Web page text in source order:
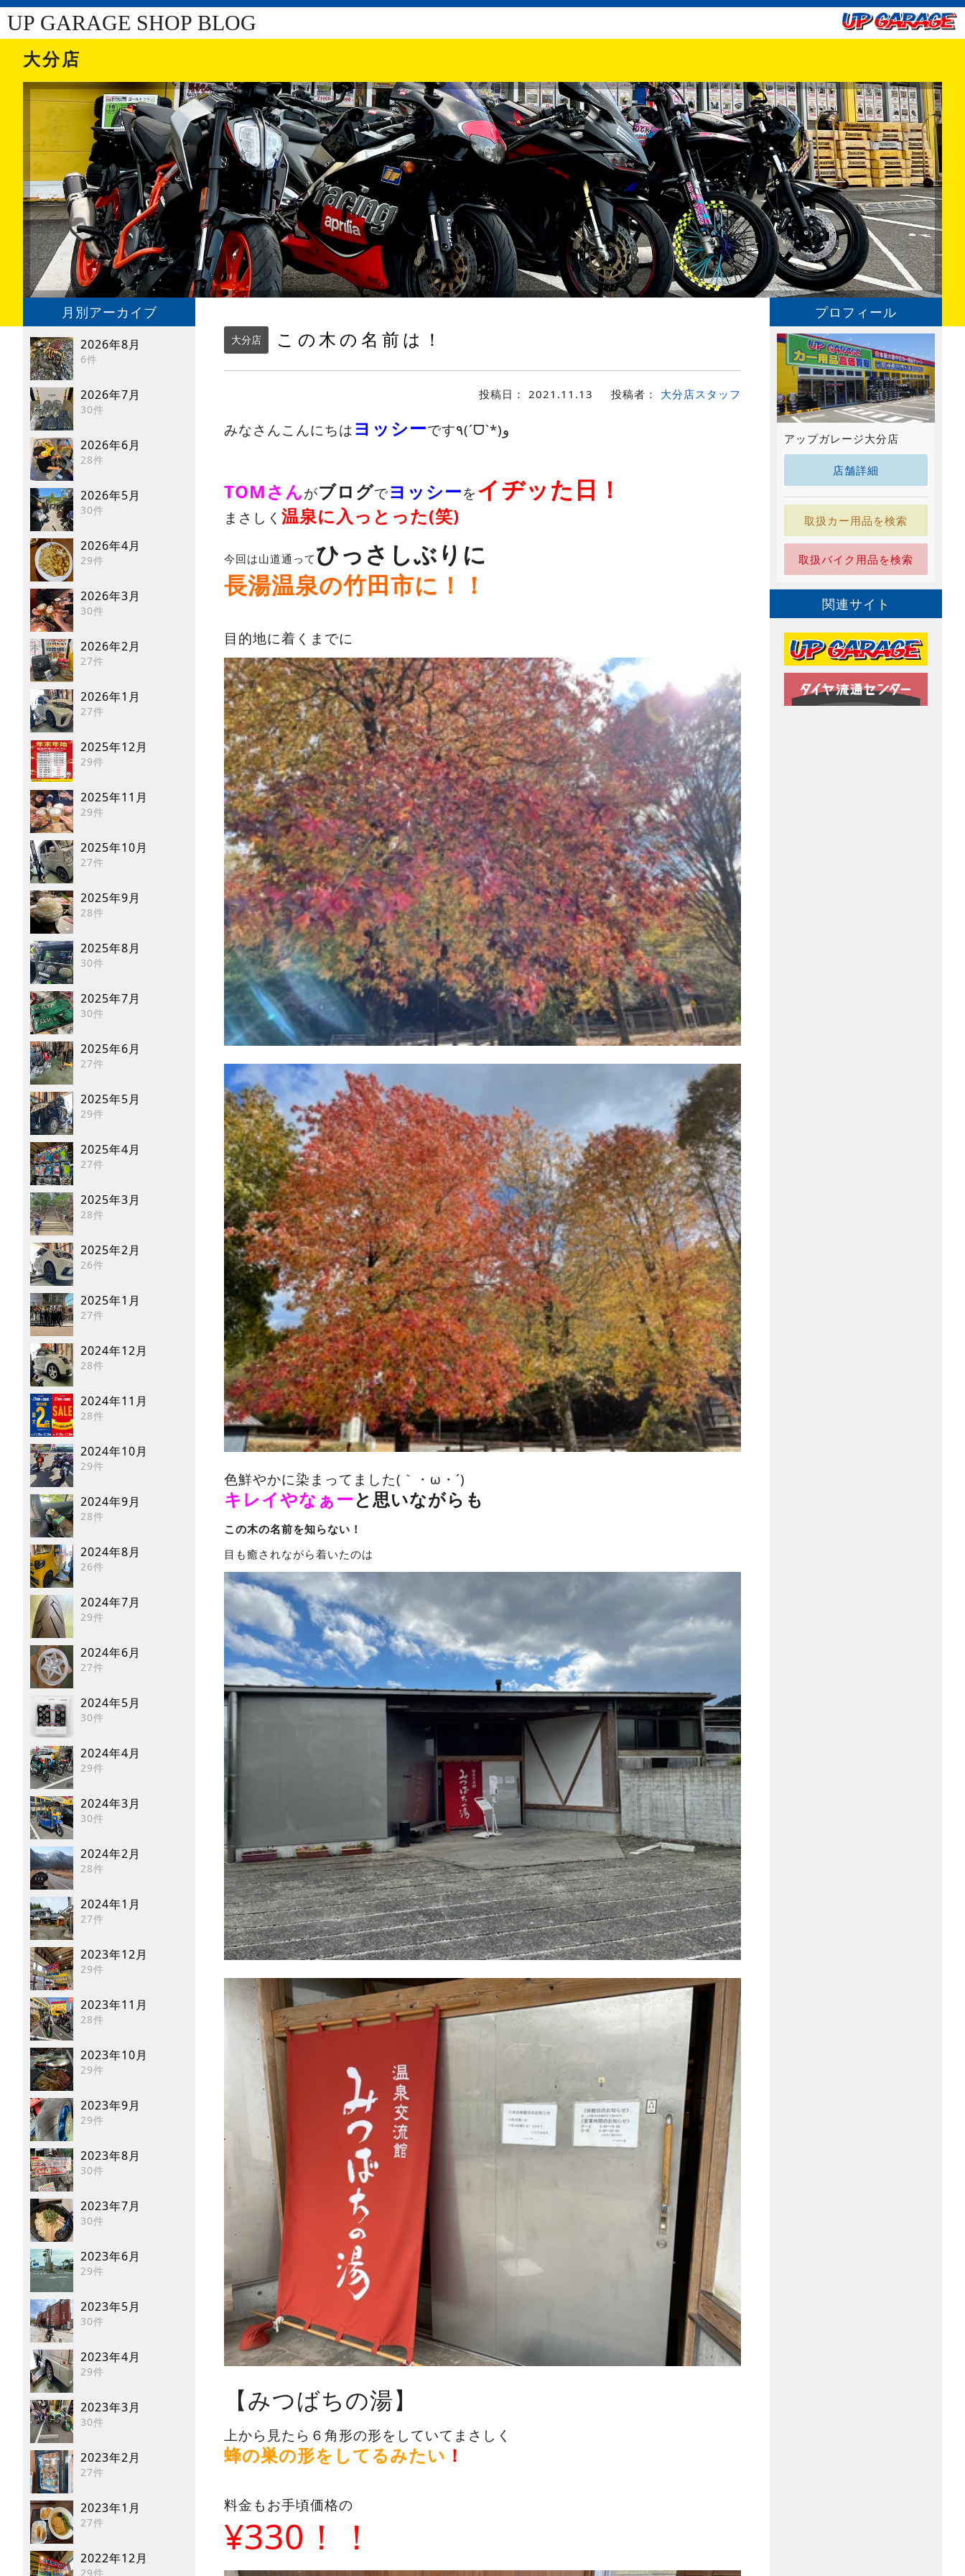
UP GARAGE SHOP BLOG
大分店
月別アーカイブ
2026年8月
6件
2026年7月
30件
2026年6月
28件
2026年5月
30件
2026年4月
29件
2026年3月
30件
2026年2月
27件
2026年1月
27件
2025年12月
29件
2025年11月
29件
2025年10月
27件
2025年9月
28件
2025年8月
30件
2025年7月
30件
2025年6月
27件
2025年5月
29件
2025年4月
27件
2025年3月
28件
2025年2月
26件
2025年1月
27件
2024年12月
28件
2024年11月
28件
2024年10月
29件
2024年9月
28件
2024年8月
26件
2024年7月
29件
2024年6月
27件
2024年5月
30件
2024年4月
29件
2024年3月
30件
2024年2月
28件
2024年1月
27件
2023年12月
29件
2023年11月
28件
2023年10月
29件
2023年9月
29件
2023年8月
30件
2023年7月
30件
2023年6月
29件
2023年5月
30件
2023年4月
29件
2023年3月
30件
2023年2月
27件
2023年1月
27件
2022年12月
29件
大分店 この木の名前は！
投稿日： 2021.11.13 投稿者： 大分店スタッフ
みなさんこんにちは ヨッシー です٩(ˊᗜˋ*)و
TOMさんがブログでヨッシーを イヂッた日！
まさしく 温泉に入っとった(笑)
今回は山道通って ひっさしぶりに
長湯温泉の竹田市に！！
目的地に着くまでに
色鮮やかに染まってました(｀・ω・´)ゝ
キレイやなぁーと思いながらも
この木の名前を知らない！
目も癒されながら着いたのは
【みつばちの湯】
上から見たら６角形の形をしていてまさしく
蜂の巣の形をしてるみたい ！
料金もお手頃価格の
¥330！！
プロフィール
アップガレージ大分店
店舗詳細
取扱カー用品を検索
取扱バイク用品を検索
関連サイト